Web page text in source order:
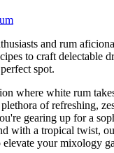
and rum
to craft delectable
spot.
where white rum
of refreshing,
gearing up for a
with a tropical twist,
elevate your mixology